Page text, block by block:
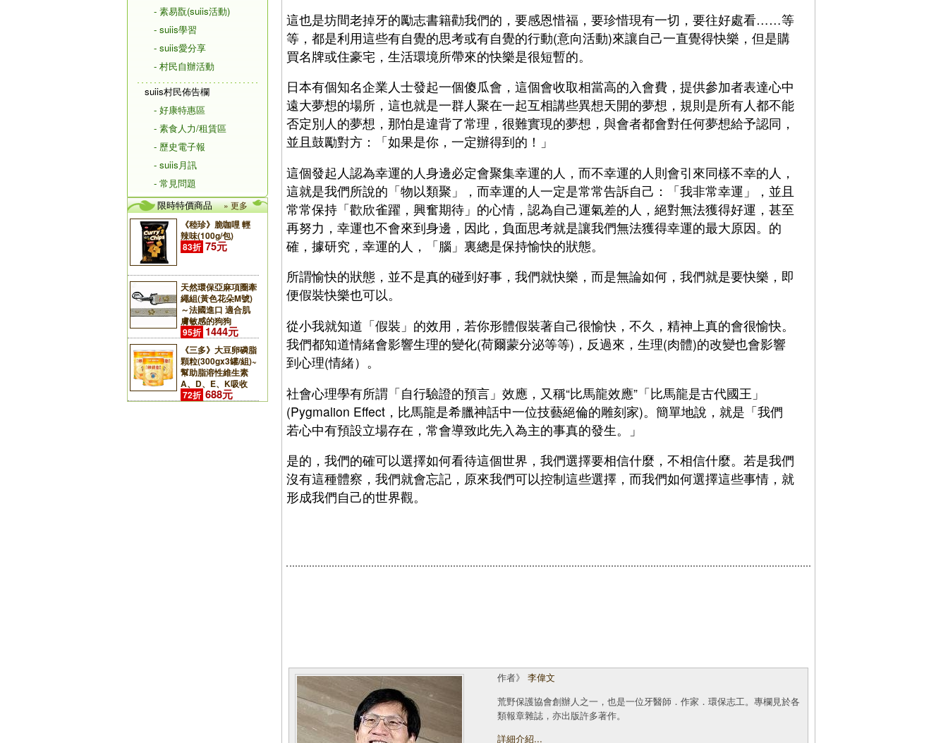
- 素易翫(suiis活動)
- suiis學習
- suiis愛分享
- 村民自辦活動
suiis村民佈告欄
- 好康特惠區
- 素食人力/租賃區
- 歷史電子報
- suiis月訊
- 常見問題
限時特價商品
» 更多
《稑珍》脆咖哩 輕
辣味(100g/包)
83折 75元
天然環保亞麻項圈牽
繩組(黃色花朵M號)
～法國進口 適合肌
膚敏感的狗狗
95折 1444元
《三多》大豆卵磷脂
顆粒(300gx3罐/組)~
幫助脂溶性維生素
A、D、E、K吸收
72折 688元
這也是坊間老掉牙的勵志書籍勸我們的，要感恩惜福，要珍惜現有一切，要往好處看……等
等，都是利用這些有自覺的思考或有自覺的行動(意向活動)來讓自己一直覺得快樂，但是購
買名牌或住豪宅，生活環境所帶來的快樂是很短暫的。
日本有個知名企業人士發起一個傻瓜會，這個會收取相當高的入會費，提供參加者表達心中
遠大夢想的場所，這也就是一群人聚在一起互相講些異想天開的夢想，規則是所有人都不能
否定別人的夢想，那怕是違背了常理，很難實現的夢想，與會者都會對任何夢想給予認同，
並且鼓勵對方：「如果是你，一定辦得到的！」
這個發起人認為幸運的人身邊必定會聚集幸運的人，而不幸運的人則會引來同樣不幸的人，
這就是我們所說的「物以類聚」，而幸運的人一定是常常告訴自己：「我非常幸運」，並且
常常保持「歡欣雀躍，興奮期待」的心情，認為自己運氣差的人，絕對無法獲得好運，甚至
再努力，幸運也不會來到身邊，因此，負面思考就是讓我們無法獲得幸運的最大原因。的
確，據研究，幸運的人，「腦」裏總是保持愉快的狀態。
所謂愉快的狀態，並不是真的碰到好事，我們就快樂，而是無論如何，我們就是要快樂，即
便假裝快樂也可以。
從小我就知道「假裝」的效用，若你形體假裝著自己很愉快，不久，精神上真的會很愉快。
我們都知道情緒會影響生理的變化(荷爾蒙分泌等等)，反過來，生理(肉體)的改變也會影響
到心理(情緒）。
社會心理學有所謂「自行驗證的預言」效應，又稱“比馬龍效應”「比馬龍是古代國王」
(Pygmalion Effect，比馬龍是希臘神話中一位技藝絕倫的雕刻家)。簡單地說，就是「我們
若心中有預設立場存在，常會導致此先入為主的事真的發生。」
是的，我們的確可以選擇如何看待這個世界，我們選擇要相信什麼，不相信什麼。若是我們
沒有這種體察，我們就會忘記，原來我們可以控制這些選擇，而我們如何選擇這些事情，就
形成我們自己的世界觀。
作者》 李偉文
荒野保護協會創辦人之一，也是一位牙醫師．作家．環保志工。專欄見於各
類報章雜誌，亦出版許多著作。
詳細介紹...